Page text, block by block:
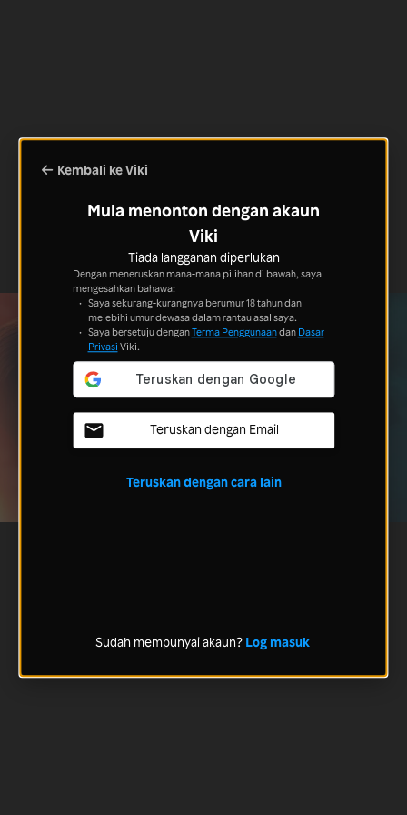
Kembali ke Viki
Mula menonton dengan akaun
Viki
Tiada langganan diperlukan
Dengan meneruskan mana-mana pilihan di bawah, saya
mengesahkan bahawa:
Saya sekurang-kurangnya berumur 18 tahun dan
melebihi umur dewasa dalam rantau asal saya.
Saya bersetuju denganTerma Penggunaandan Dasar
Privasi Viki.
Teruskan dengan Email
Teruskan dengan cara lain
Sudah mempunyai akaun? Log masuk